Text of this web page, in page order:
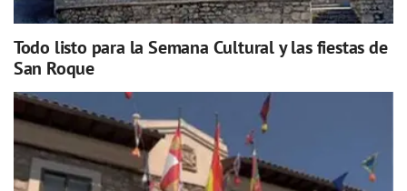
Todo listo para la Semana Cultural y las fiestas de
San Roque